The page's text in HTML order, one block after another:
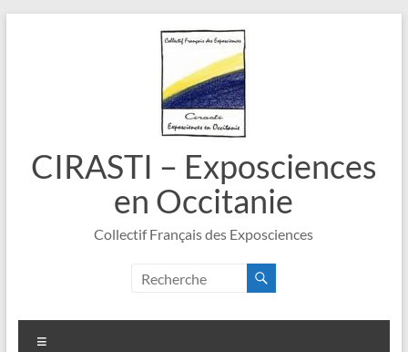
CIRASTI – Exposciences
en Occitanie
Collectif Français des Exposciences